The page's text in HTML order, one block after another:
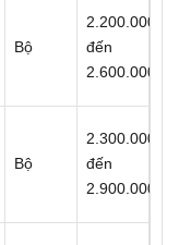
Bộ
2.200.000
đến
2.600.000
Bộ
2.300.000
đến
2.900.000